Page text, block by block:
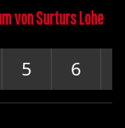
von Surturs Lohe
5 6